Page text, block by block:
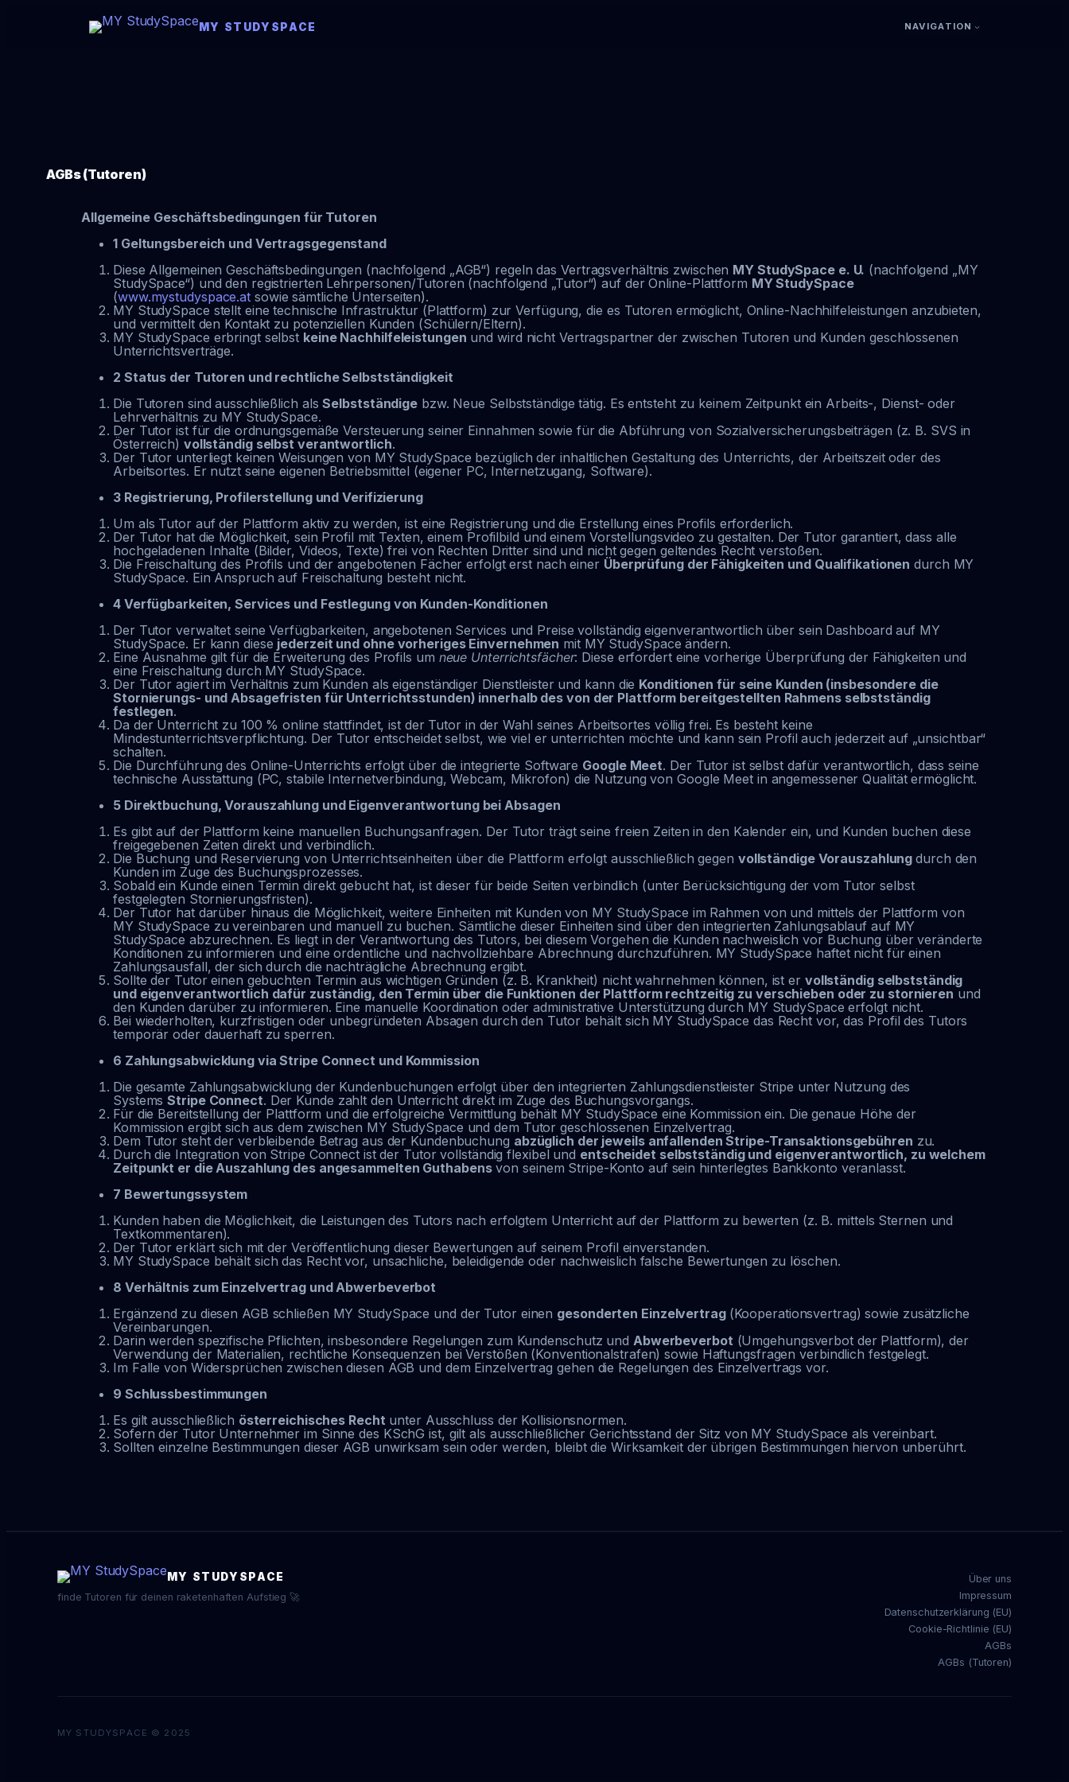
MY STUDYSPACE NAVIGATION
AGBs (Tutoren)
Allgemeine Geschäftsbedingungen für Tutoren
1 Geltungsbereich und Vertragsgegenstand
Diese Allgemeinen Geschäftsbedingungen (nachfolgend „AGB“) regeln das Vertragsverhältnis zwischen MY StudySpace e. U. (nachfolgend „MY
StudySpace“) und den registrierten Lehrpersonen/Tutoren (nachfolgend „Tutor“) auf der Online-Plattform MY StudySpace
(www.mystudyspace.at sowie sämtliche Unterseiten).
MY StudySpace stellt eine technische Infrastruktur (Plattform) zur Verfügung, die es Tutoren ermöglicht, Online-Nachhilfeleistungen anzubieten,
und vermittelt den Kontakt zu potenziellen Kunden (Schülern/Eltern).
MY StudySpace erbringt selbst keine Nachhilfeleistungen und wird nicht Vertragspartner der zwischen Tutoren und Kunden geschlossenen
Unterrichtsverträge.
2 Status der Tutoren und rechtliche Selbstständigkeit
Die Tutoren sind ausschließlich alsSelbstständige bzw. Neue Selbstständige tätig. Es entsteht zu keinem Zeitpunkt ein Arbeits-, Dienst- oder
Lehrverhältnis zu MY StudySpace.
Der Tutor ist für die ordnungsgemäße Versteuerung seiner Einnahmen sowie für die Abführung von Sozialversicherungsbeiträgen (z. B. SVS in
Österreich) vollständig selbst verantwortlich.
Der Tutor unterliegt keinen Weisungen von MY StudySpace bezüglich der inhaltlichen Gestaltung des Unterrichts, der Arbeitszeit oder des
Arbeitsortes. Er nutzt seine eigenen Betriebsmittel (eigener PC, Internetzugang, Software).
3 Registrierung, Profilerstellung und Verifizierung
Um als Tutor auf der Plattform aktiv zu werden, ist eine Registrierung und die Erstellung eines Profils erforderlich.
Der Tutor hat die Möglichkeit, sein Profil mit Texten, einem Profilbild und einem Vorstellungsvideo zu gestalten. Der Tutor garantiert, dass alle
hochgeladenen Inhalte (Bilder, Videos, Texte) frei von Rechten Dritter sind und nicht gegen geltendes Recht verstoßen.
Die Freischaltung des Profils und der angebotenen Fächer erfolgt erst nach einer Überprüfung der Fähigkeiten und Qualifikationen durch MY
StudySpace. Ein Anspruch auf Freischaltung besteht nicht.
4 Verfügbarkeiten, Services und Festlegung von Kunden-Konditionen
Der Tutor verwaltet seine Verfügbarkeiten, angebotenen Services und Preise vollständig eigenverantwortlich über sein Dashboard auf MY
StudySpace. Er kann diese jederzeit und ohne vorheriges Einvernehmen mit MY StudySpace ändern.
Eine Ausnahme gilt für die Erweiterung des Profils um neue Unterrichtsfächer: Diese erfordert eine vorherige Überprüfung der Fähigkeiten und
eine Freischaltung durch MY StudySpace.
Der Tutor agiert im Verhältnis zum Kunden als eigenständiger Dienstleister und kann die Konditionen für seine Kunden (insbesondere die
Stornierungs- und Absagefristen für Unterrichtsstunden) innerhalb des von der Plattform bereitgestellten Rahmens selbstständig
festlegen.
Da der Unterricht zu 100 % online stattfindet, ist der Tutor in der Wahl seines Arbeitsortes völlig frei. Es besteht keine
Mindestunterrichtsverpflichtung. Der Tutor entscheidet selbst, wie viel er unterrichten möchte und kann sein Profil auch jederzeit auf „unsichtbar“
schalten.
Die Durchführung des Online-Unterrichts erfolgt über die integrierte Software Google Meet. Der Tutor ist selbst dafür verantwortlich, dass seine
technische Ausstattung (PC, stabile Internetverbindung, Webcam, Mikrofon) die Nutzung von Google Meet in angemessener Qualität ermöglicht.
5 Direktbuchung, Vorauszahlung und Eigenverantwortung bei Absagen
Es gibt auf der Plattform keine manuellen Buchungsanfragen. Der Tutor trägt seine freien Zeiten in den Kalender ein, und Kunden buchen diese
freigegebenen Zeiten direkt und verbindlich.
Die Buchung und Reservierung von Unterrichtseinheiten über die Plattform erfolgt ausschließlich gegen vollständige Vorauszahlungdurch den
Kunden im Zuge des Buchungsprozesses.
Sobald ein Kunde einen Termin direkt gebucht hat, ist dieser für beide Seiten verbindlich (unter Berücksichtigung der vom Tutor selbst
festgelegten Stornierungsfristen).
Der Tutor hat darüber hinaus die Möglichkeit, weitere Einheiten mit Kunden von MY StudySpace im Rahmen von und mittels der Plattform von
MY StudySpace zu vereinbaren und manuell zu buchen. Sämtliche dieser Einheiten sind über den integrierten Zahlungsablauf auf MY
StudySpace abzurechnen. Es liegt in der Verantwortung des Tutors, bei diesem Vorgehen die Kunden nachweislich vor Buchung über veränderte
Konditionen zu informieren und eine ordentliche und nachvollziehbare Abrechnung durchzuführen. MY StudySpace haftet nicht für einen
Zahlungsausfall, der sich durch die nachträgliche Abrechnung ergibt.
Sollte der Tutor einen gebuchten Termin aus wichtigen Gründen (z. B. Krankheit) nicht wahrnehmen können, ist er vollständig selbstständig
und eigenverantwortlich dafür zuständig, den Termin über die Funktionen der Plattform rechtzeitig zu verschieben oder zu stornieren und
den Kunden darüber zu informieren. Eine manuelle Koordination oder administrative Unterstützung durch MY StudySpace erfolgt nicht.
Bei wiederholten, kurzfristigen oder unbegründeten Absagen durch den Tutor behält sich MY StudySpace das Recht vor, das Profil des Tutors
temporär oder dauerhaft zu sperren.
6 Zahlungsabwicklung via Stripe Connect und Kommission
Die gesamte Zahlungsabwicklung der Kundenbuchungen erfolgt über den integrierten Zahlungsdienstleister Stripe unter Nutzung des
SystemsStripe Connect. Der Kunde zahlt den Unterricht direkt im Zuge des Buchungsvorgangs.
Für die Bereitstellung der Plattform und die erfolgreiche Vermittlung behält MY StudySpace eine Kommission ein. Die genaue Höhe der
Kommission ergibt sich aus dem zwischen MY StudySpace und dem Tutor geschlossenen Einzelvertrag.
Dem Tutor steht der verbleibende Betrag aus der Kundenbuchung abzüglich der jeweils anfallenden Stripe-Transaktionsgebühren zu.
Durch die Integration von Stripe Connect ist der Tutor vollständig flexibel und entscheidet selbstständig und eigenverantwortlich, zu welchem
Zeitpunkt er die Auszahlung des angesammelten Guthabensvon seinem Stripe-Konto auf sein hinterlegtes Bankkonto veranlasst.
7 Bewertungssystem
Kunden haben die Möglichkeit, die Leistungen des Tutors nach erfolgtem Unterricht auf der Plattform zu bewerten (z. B. mittels Sternen und
Textkommentaren).
Der Tutor erklärt sich mit der Veröffentlichung dieser Bewertungen auf seinem Profil einverstanden.
MY StudySpace behält sich das Recht vor, unsachliche, beleidigende oder nachweislich falsche Bewertungen zu löschen.
8 Verhältnis zum Einzelvertrag und Abwerbeverbot
Ergänzend zu diesen AGB schließen MY StudySpace und der Tutor einen gesonderten Einzelvertrag (Kooperationsvertrag) sowie zusätzliche
Vereinbarungen.
Darin werden spezifische Pflichten, insbesondere Regelungen zum Kundenschutz und Abwerbeverbot (Umgehungsverbot der Plattform), der
Verwendung der Materialien, rechtliche Konsequenzen bei Verstößen (Konventionalstrafen) sowie Haftungsfragen verbindlich festgelegt.
Im Falle von Widersprüchen zwischen diesen AGB und dem Einzelvertrag gehen die Regelungen des Einzelvertrags vor.
9 Schlussbestimmungen
Es gilt ausschließlich österreichisches Recht unter Ausschluss der Kollisionsnormen.
Sofern der Tutor Unternehmer im Sinne des KSchG ist, gilt als ausschließlicher Gerichtsstand der Sitz von MY StudySpace als vereinbart.
Sollten einzelne Bestimmungen dieser AGB unwirksam sein oder werden, bleibt die Wirksamkeit der übrigen Bestimmungen hiervon unberührt.
MY STUDYSPACE
finde Tutoren für deinen raketenhaften Aufstieg 🚀
Über uns
Impressum
Datenschutzerklärung (EU)
Cookie-Richtlinie (EU)
AGBs
AGBs (Tutoren)
MY STUDYSPACE © 2025